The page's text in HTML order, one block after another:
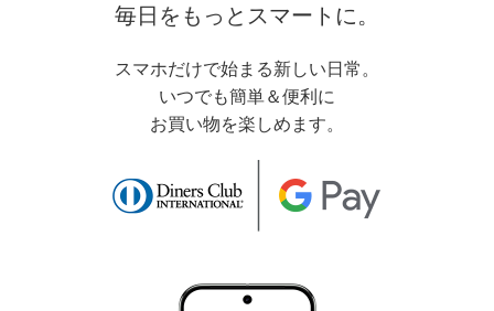
毎日をもっとスマートに。
スマホだけで始まる新しい日常。
いつでも簡単＆便利に
お買い物を楽しめます。